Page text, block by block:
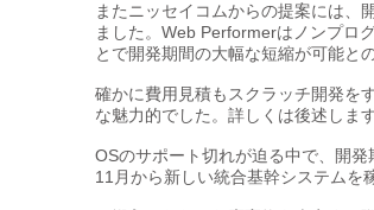
またニッセイコムからの提案には、
ました。Web Performerはノンプロ
とで開発期間の大幅な短縮が可能と
確かに費用見積もスクラッチ開発を
な魅力的でした。詳しくは後述しま
OSのサポート切れが迫る中で、開
11月から新しい統合基幹システムを